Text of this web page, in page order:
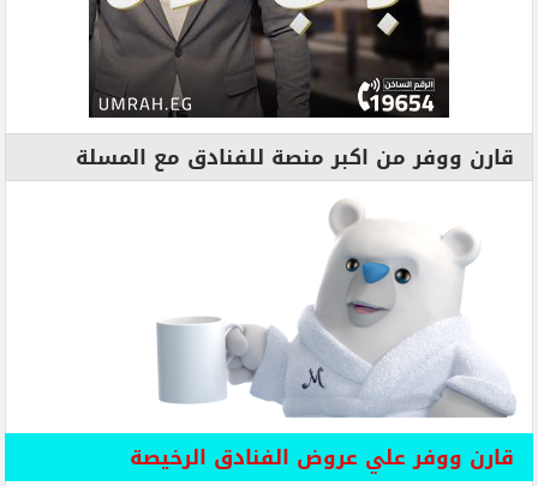
قارن ووفر من اكبر منصة للفنادق مع المسلة
قارن ووفر علي عروض الفنادق الرخيصة